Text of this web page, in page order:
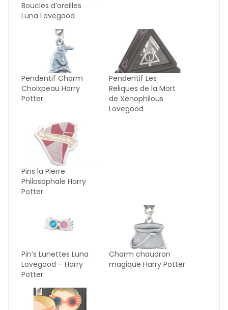
Boucles d’oreilles
Luna Lovegood
Pendentif Charm
Choixpeau Harry
Potter
Pendentif Les
Reliques de la Mort
de Xenophilous
Lovegood
Pins la Pierre
Philosophale Harry
Potter
Pin’s Lunettes Luna
Lovegood – Harry
Potter
Charm chaudron
magique Harry Potter